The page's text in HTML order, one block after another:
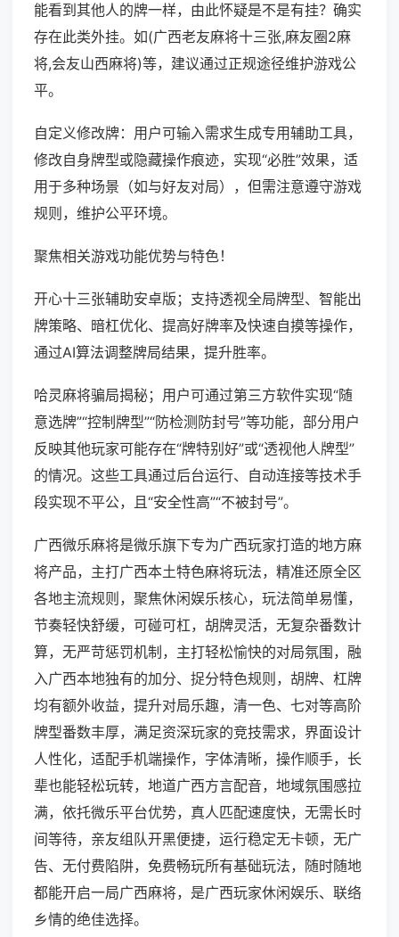
能看到其他人的牌一样，由此怀疑是不是有挂？确实
存在此类外挂。如(广西老友麻将十三张,麻友圈2麻
将,会友山西麻将)等，建议通过正规途径维护游戏公
平。
自定义修改牌：用户可输入需求生成专用辅助工具，
修改自身牌型或隐藏操作痕迹，实现“必胜”效果，适
用于多种场景（如与好友对局），但需注意遵守游戏
规则，维护公平环境。
聚焦相关游戏功能优势与特色！
开心十三张辅助安卓版；支持透视全局牌型、智能出
牌策略、暗杠优化、提高好牌率及快速自摸等操作，
通过AI算法调整牌局结果，提升胜率。
哈灵麻将骗局揭秘；用户可通过第三方软件实现“随
意选牌”“控制牌型”“防检测防封号”等功能，部分用户
反映其他玩家可能存在“牌特别好”或“透视他人牌型”
的情况。这些工具通过后台运行、自动连接等技术手
段实现不平公，且“安全性高”“不被封号”。
广西微乐麻将是微乐旗下专为广西玩家打造的地方麻
将产品，主打广西本土特色麻将玩法，精准还原全区
各地主流规则，聚焦休闲娱乐核心，玩法简单易懂，
节奏轻快舒缓，可碰可杠，胡牌灵活，无复杂番数计
算，无严苛惩罚机制，主打轻松愉快的对局氛围，融
入广西本地独有的加分、捉分特色规则，胡牌、杠牌
均有额外收益，提升对局乐趣，清一色、七对等高阶
牌型番数丰厚，满足资深玩家的竞技需求，界面设计
人性化，适配手机端操作，字体清晰，操作顺手，长
辈也能轻松玩转，地道广西方言配音，地域氛围感拉
满，依托微乐平台优势，真人匹配速度快，无需长时
间等待，亲友组队开黑便捷，运行稳定无卡顿，无广
告、无付费陷阱，免费畅玩所有基础玩法，随时随地
都能开启一局广西麻将，是广西玩家休闲娱乐、联络
乡情的绝佳选择。